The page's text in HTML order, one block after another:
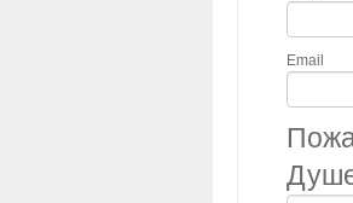
Email